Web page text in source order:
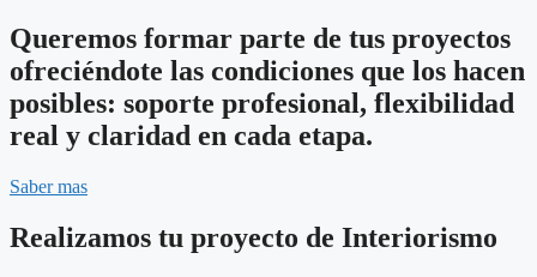
Queremos formar parte de tus proyectos
ofreciéndote las condiciones que los hacen
posibles: soporte profesional, flexibilidad
real y claridad en cada etapa.
Saber mas
Realizamos tu proyecto de Interiorismo